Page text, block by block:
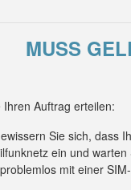
MUSS
Ihren Auftrag erteilen:
Sie sich, dass
ein und
mit einer